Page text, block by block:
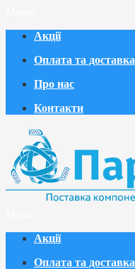
Акції
Оплата та доставка
Про нас
Контакти
Акції
Оплата та доставка